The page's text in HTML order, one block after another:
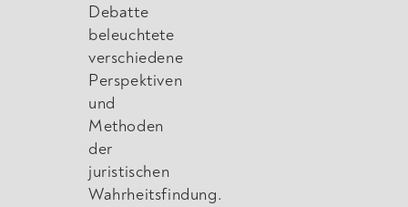
Debatte
beleuchtete
verschiedene
Perspektiven
und
Methoden
der
juristischen
Wahrheitsfindung.